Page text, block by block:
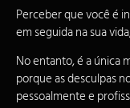
Perceber que você é
em seguida na sua
No entanto, é a única
porque as desculpas
pessoalmente e